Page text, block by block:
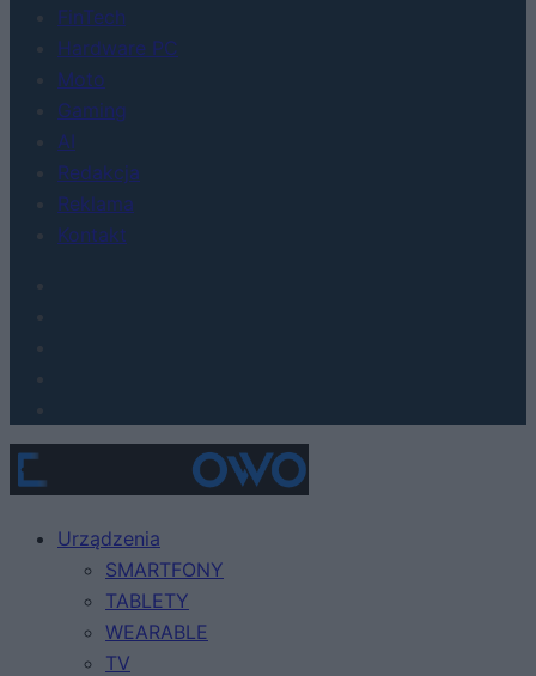
FinTech
Hardware PC
Moto
Gaming
AI
Redakcja
Reklama
Kontakt
Urządzenia
SMARTFONY
TABLETY
WEARABLE
TV